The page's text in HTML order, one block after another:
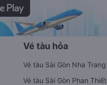
Vé tàu hỏa
Vé tàu Sài Gòn Nha Trang
Vé tàu Sài Gòn Phan Thiết